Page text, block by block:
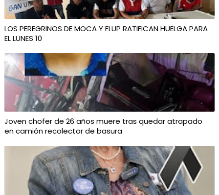
LOS PEREGRINOS DE MOCA Y FLUP RATIFICAN HUELGA PARA
EL LUNES 10
Joven chofer de 26 años muere tras quedar atrapado
en camión recolector de basura